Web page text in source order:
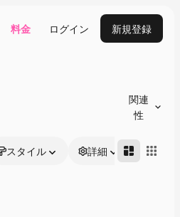
料金 ログイン 新規登録
関連
性
スタイル 詳細